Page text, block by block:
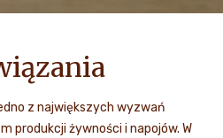
z największych wyzwań
produkcji żywności i napojów. W